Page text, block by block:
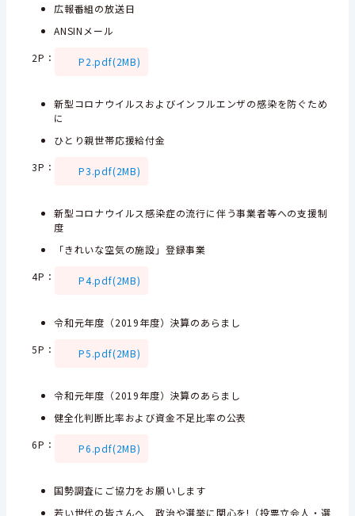
広報番組の放送日
ANSINメール
2P ： P2.pdf(2MB)
新型コロナウイルスおよびインフルエンザの感染を防ぐため
に
ひとり親世帯応援給付金
3P：
P3.pdf(2MB)
新型コロナウイルス感染症の流行に伴う事業者等への支援制
度
「きれいな空気の施設」登録事業
4P ： P4.pdf(2MB)
令和元年度（2019年度）決算のあらまし
5P ： P5.pdf(2MB)
令和元年度（2019年度）決算のあらまし
健全化判断比率および資金不足比率の公表
6P ： P6.pdf(2MB)
国勢調査にご協力をお願いします
若い世代の皆さんへ 政治や選挙に関心を!（投票立会人・選